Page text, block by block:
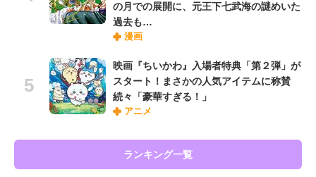
の月での展開に、元王下七武海の謎めいた
過去も…
漫画
映画『ちいかわ』入場者特典「第２弾」が
スタート！まさかの人気アイテムに称賛
続々「豪華すぎる！」
アニメ
ランキング一覧